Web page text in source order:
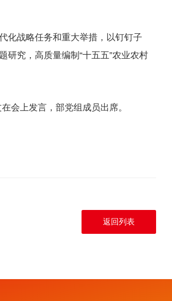
化战略任务和重大举措，以钉钉子
研究，高质量编制“十五五”农业农村
上发言，部党组成员出席。
返回列表